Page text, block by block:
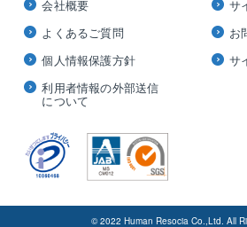
会社概要
よくあるご質問
個人情報保護方針
利用者情報の外部送信
について
サ
お
サ
© 2022 Human Resocia Co.,Ltd. All